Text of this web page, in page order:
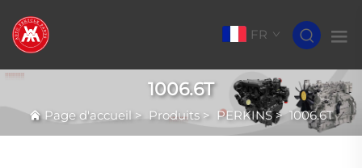
FR
1006.6T
Page d'accueil> Produits> PERKINS> 1006.6T